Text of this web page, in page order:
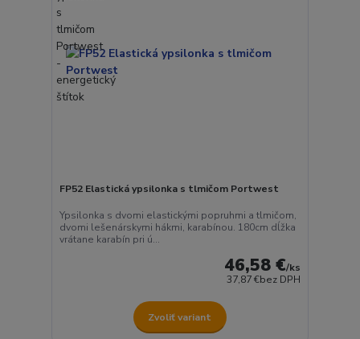
FP52 Elastická ypsilonka s tlmičom Portwest
Ypsilonka s dvomi elastickými popruhmi a tlmičom,
dvomi lešenárskymi hákmi, karabínou. 180cm dĺžka
vrátane karabín pri ú...
46,58 €/ks
37,87 €bez DPH
Zvoliť variant